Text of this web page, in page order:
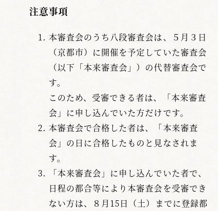
注意事項
本審査会のうち八段審査会は、５月３日
（京都市）に開催を予定していた審査会
（以下「本来審査会」）の代替審査会で
す。
このため、受審できる者は、「本来審査
会」に申し込んでいた方だけです。
本審査会で合格した者は、「本来審査
会」の日に合格したものと見なされま
す。
「本来審査会」に申し込んでいた者で、
日程の都合等により本審査会を受審でき
ない方は、８月15日（土）までに登録都